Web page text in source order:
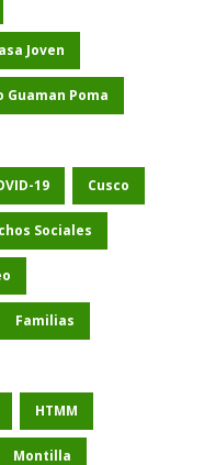
Joven
Guaman Poma
19 Cusco
Sociales
Familias
HTMM
Montilla